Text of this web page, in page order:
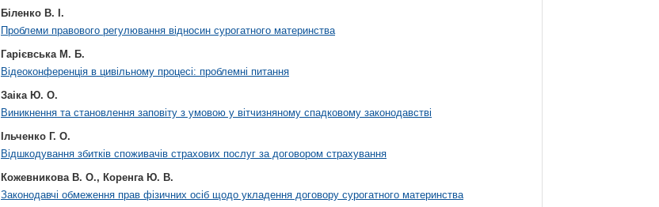
Біленко В. І.
Проблеми правового регулювання відносин сурогатного материнства
Гарієвська М. Б.
Відеоконференція в цивільному процесі: проблемні питання
Заіка Ю. О.
Виникнення та становлення заповіту з умовою у вітчизняному спадковому законодавстві
Ільченко Г. О.
Відшкодування збитків споживачів страхових послуг за договором страхування
Кожевникова В. О., Коренга Ю. В.
Законодавчі обмеження прав фізичних осіб щодо укладення договору сурогатного материнства